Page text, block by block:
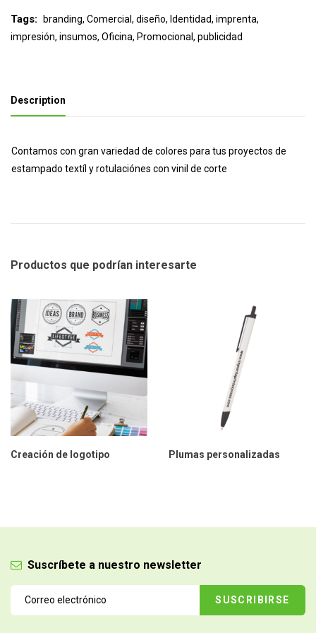
Tags: branding, Comercial , diseño, Identidad, imprenta,
impresión, insumos, Oficina, Promocional , publicidad
Description
Contamos con gran variedad de colores para tus proyectos de
estampado textíl y rotulaciónes con vinil de corte
Productos que podrían interesarte
Creación de logotipo Plumas personalizadas
Suscríbete a nuestro newsletter